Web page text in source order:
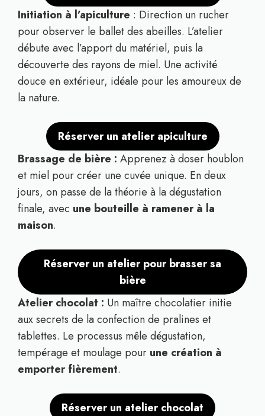
Initiation à l’apiculture : Direction un rucher
pour observer le ballet des abeilles. L’atelier
débute avec l’apport du matériel, puis la
découverte des rayons de miel. Une activité
douce en extérieur, idéale pour les amoureux de
la nature.
Réserver un atelier apiculture
Brassage de bière : Apprenez à doser houblon
et miel pour créer une cuvée unique. En deux
jours, on passe de la théorie à la dégustation
finale, avec une bouteille à ramener à la
maison.
Réserver un atelier pour brasser sa
bière
Atelier chocolat : Un maître chocolatier initie
aux secrets de la confection de pralines et
tablettes. Le processus mêle dégustation,
tempérage et moulage pour une création à
emporter fièrement.
Réserver un atelier chocolat